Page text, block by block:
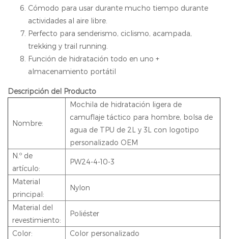
Cómodo para usar durante mucho tiempo durante
actividades al aire libre.
Perfecto para senderismo, ciclismo, acampada,
trekking y trail running.
Función de hidratación todo en uno +
almacenamiento portátil
Descripción del Producto
Nombre:
Mochila de hidratación ligera de
camuflaje táctico para hombre, bolsa de
agua de TPU de 2L y 3L con logotipo
personalizado OEM
N.º de
artículo:
PW24-4-10-3
Material
principal:
Nylon
Material del
revestimiento:
Poliéster
Color: Color personalizado